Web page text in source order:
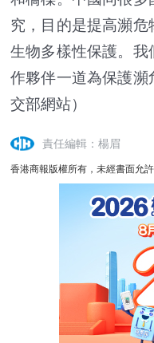
究，目的是提高瀕
生物多樣性保護。我
作夥伴一道為保護
交部網站）
責任編輯：楊眉
香港商報版權所有，未經書面允許